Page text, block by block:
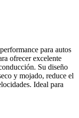
para autos
ofrecer excelente
Su diseño
y mojado, reduce el
Ideal para